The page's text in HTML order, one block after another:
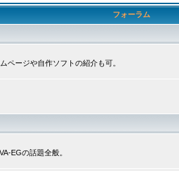
フォーラム
ページや自作ソフトの紹介も可。
EGの話題全般。